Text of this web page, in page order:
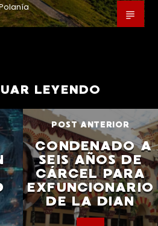
LEYENDO
POST ANTERIOR
CONDENADO A
SEIS AÑOS DE
CÁRCEL PARA
EXFUNCIONARIO
DE LA DIAN